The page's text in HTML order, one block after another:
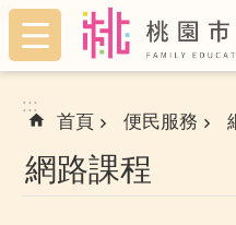
跳到主要內容區塊
:::
:::
首頁 便民服務
網路課程